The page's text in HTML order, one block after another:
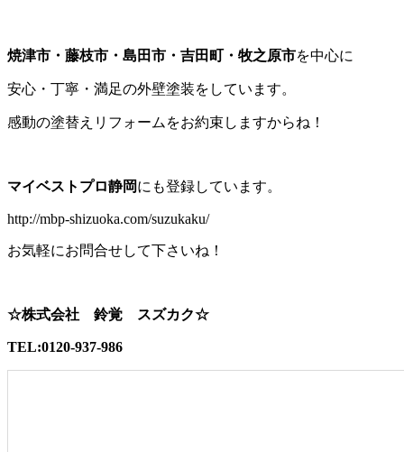
焼津市・藤枝市・島田市・吉田町・牧之原市を中心に
安心・丁寧・満足の外壁塗装をしています。
感動の塗替えリフォームをお約束しますからね！
マイベストプロ静岡にも登録しています。
http://mbp-shizuoka.com/suzukaku/
お気軽にお問合せして下さいね！
☆株式会社 鈴覚 スズカク☆
TEL:0120-937-986